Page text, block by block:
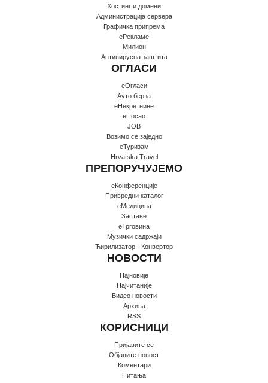
Хостинг и домени
Администрација сервера
Графичка припрема
еРекламе
Милион
Антивирусна заштита
ОГЛАСИ
еОгласи
Ауто берза
еНекретнине
еПосао
JOB
Возимо се заједно
еТуризам
Hrvatska Travel
ПРЕПОРУЧУЈЕМО
еКонференције
Привредни каталог
еМедицина
Заставе
еТрговина
Музички садржаји
Ћирилизатор - Конвертор
НОВОСТИ
Најновије
Најчитаније
Видео новости
Архива
RSS
КОРИСНИЦИ
Пријавите се
Oбјавите новост
Коментари
Питања